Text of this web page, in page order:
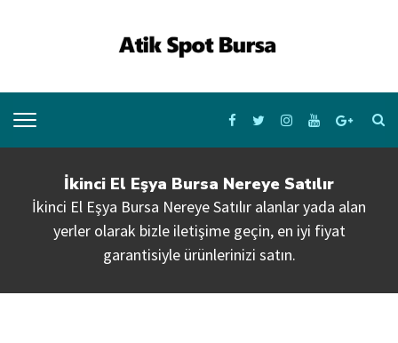
İkinci El Eşya Bursa Nereye Satılır
İkinci El Eşya Bursa Nereye Satılır alanlar yada alan
yerler olarak bizle iletişime geçin, en iyi fiyat
garantisiyle ürünlerinizi satın.